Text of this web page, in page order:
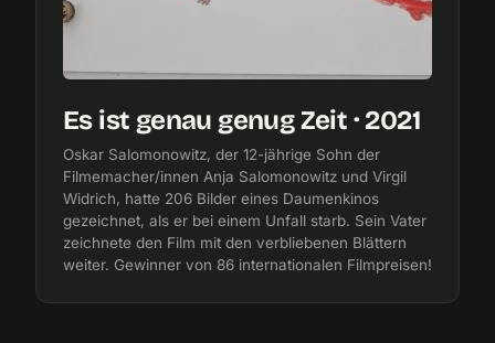
Es ist genau genug Zeit · 2021
Oskar Salomonowitz, der 12-jährige Sohn der
Filmemacher/innen Anja Salomonowitz und Virgil
Widrich, hatte 206 Bilder eines Daumenkinos
gezeichnet, als er bei einem Unfall starb. Sein Vater
zeichnete den Film mit den verbliebenen Blättern
weiter. Gewinner von 86 internationalen Filmpreisen!